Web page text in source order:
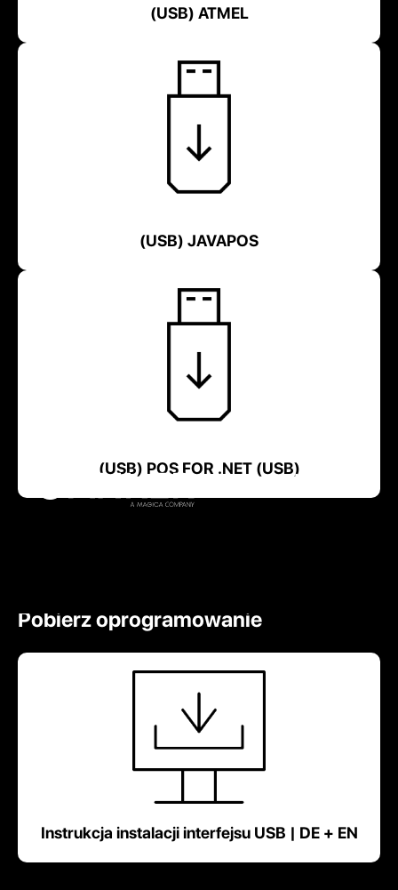
Menu
ZAMKNIJ
(USB) ATMEL
(USB) JAVAPOS
(USB) POS FOR .NET (USB)
Pobierz oprogramowanie
Instrukcja instalacji interfejsu USB | DE + EN